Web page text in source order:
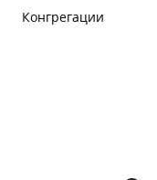
Конгрегации